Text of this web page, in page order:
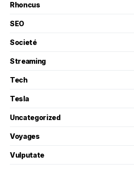
Rhoncus
SEO
Societé
Streaming
Tech
Tesla
Uncategorized
Voyages
Vulputate